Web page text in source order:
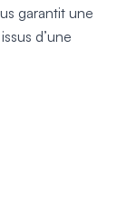
garantit une
d’une